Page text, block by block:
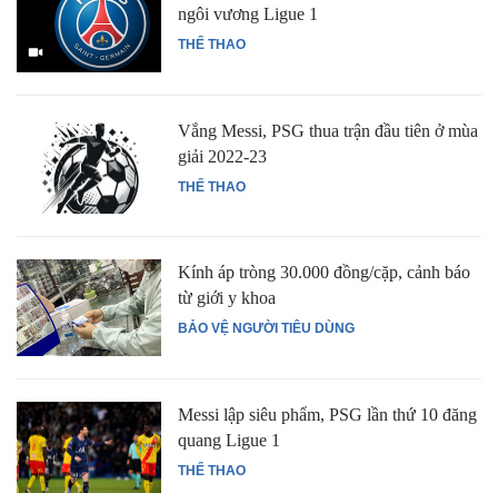
THỂ THAO
ngôi vương Ligue 1
THỂ THAO
Vắng Messi, PSG thua trận đầu tiên ở mùa
giải 2022-23
BẢO VỆ NGƯỜI TIÊU DÙNG
Kính áp tròng 30.000 đồng/cặp, cảnh báo
từ giới y khoa
THỂ THAO
Messi lập siêu phẩm, PSG lần thứ 10 đăng
quang Ligue 1